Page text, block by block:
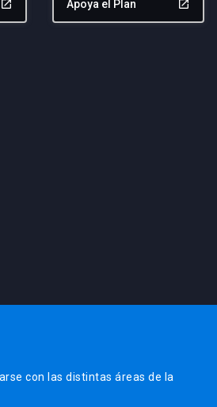
launch Apoya el Plan launch
con las distintas áreas de la